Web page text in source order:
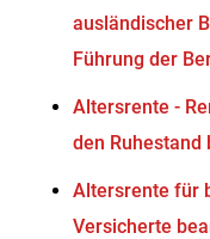
ausländischer
Führung der
Altersrente -
den Ruhestand
Altersrente für
Versicherte